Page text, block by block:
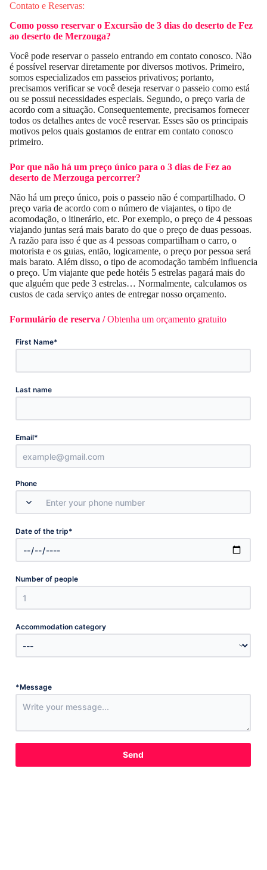
Contato e Reservas:
Como posso reservar o Excursão de 3 dias do deserto de Fez
ao deserto de Merzouga?
Você pode reservar o passeio entrando em contato conosco. Não
é possível reservar diretamente por diversos motivos. Primeiro,
somos especializados em passeios privativos; portanto,
precisamos verificar se você deseja reservar o passeio como está
ou se possui necessidades especiais. Segundo, o preço varia de
acordo com a situação. Consequentemente, precisamos fornecer
todos os detalhes antes de você reservar. Esses são os principais
motivos pelos quais gostamos de entrar em contato conosco
primeiro.
Por que não há um preço único para o 3 dias de Fez ao
deserto de Merzouga percorrer?
Não há um preço único, pois o passeio não é compartilhado. O
preço varia de acordo com o número de viajantes, o tipo de
acomodação, o itinerário, etc. Por exemplo, o preço de 4 pessoas
viajando juntas será mais barato do que o preço de duas pessoas.
A razão para isso é que as 4 pessoas compartilham o carro, o
motorista e os guias, então, logicamente, o preço por pessoa será
mais barato. Além disso, o tipo de acomodação também influencia
o preço. Um viajante que pede hotéis 5 estrelas pagará mais do
que alguém que pede 3 estrelas… Normalmente, calculamos os
custos de cada serviço antes de entregar nosso orçamento.
Formulário de reserva /Obtenha um orçamento gratuito
First Name*
Last name
Email*
Phone
Date of the trip*
Number of people
Accommodation category
*Message
Send